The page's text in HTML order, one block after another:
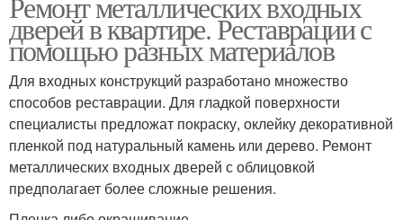
дверей в квартире. Реставрации с
помощью разных материалов
Для входных конструкций разработано множество
способов реставрации. Для гладкой поверхности
специалисты предложат покраску, оклейку декоративной
пленкой под натуральный камень или дерево. Ремонт
металлических входных дверей с облицовкой
предполагает более сложные решения.